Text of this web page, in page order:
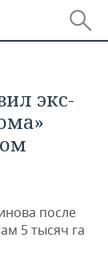
экс-
после
5 тысяч га